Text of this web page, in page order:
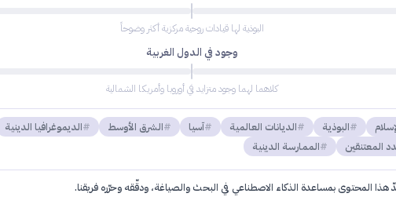
البوذية لها قيادات روحية مركزية أكثر وضوحاً
وجود في الدول الغربية
كلاهما لهما وجود متزايد في أوروبا وأمريكا الشمالية
البوذية الديانات العالمية آسيا الشرق الأوسط
الديموغرافيا الدينية
المعتنقين
الممارسة الدينية
هذا المحتوى بمساعدة الذكاء الاصطناعي في البحث والصياغة، ودقّقه وحرّره فريقنا.